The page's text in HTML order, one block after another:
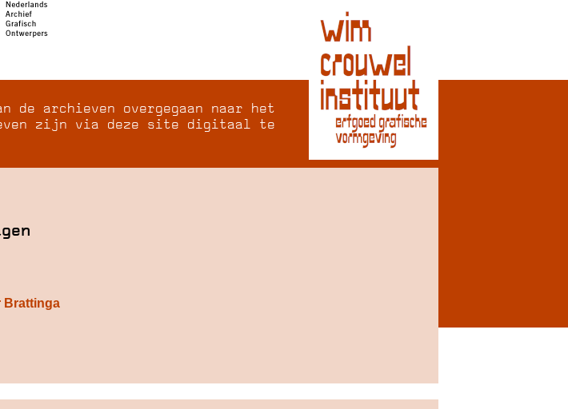
de archieven overgegaan naar het
zijn via deze site digitaal te
Brattinga